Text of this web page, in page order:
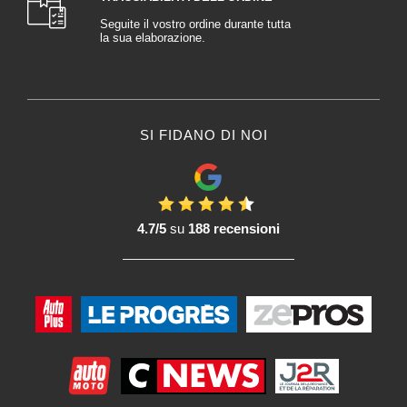
Questi rulli sono spesso progettati per essere facilmente puliti dopo l'uso.
Alcuni possono essere risciacquati con acqua o puliti con solventi specifici a
seconda del tipo di prodotto utilizzato.
È importante scegliere un Nastro spugnoso per mascheratura appropriato in
danneggiare la schiuma, quindi è essenziale verificare la compatibilità con i
Questi rulli possono essere utilizzati su diverse superfici della carrozzeria, tra
cui metallo, plastica e altri materiali comunemente presenti nei veicoli.
essere utilizzati anche per applicare prodotti come sigillanti, adesivi o altre
sostanze che richiedono un'applicazione uniforme.
9. Scelta in base alla finitura richiesta:
La scelta del Nastro spugnoso per mascheratura può dipendere dal tipo di
Seguite il vostro ordine durante tutta
la sua elaborazione.
SI FIDANO DI NOI
4.7/5su 188 recensioni